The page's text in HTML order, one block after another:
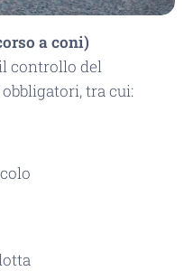
a coni)
controllo del
tra cui: